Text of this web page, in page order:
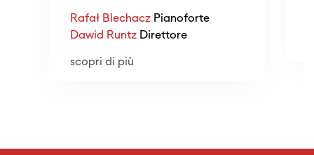
Rafał Blechacz Pianoforte
Dawid Runtz Direttore
scopri di più